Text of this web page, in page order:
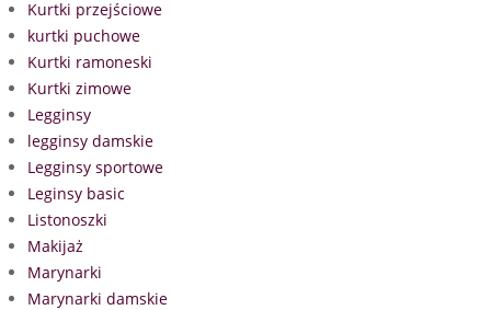
Kurtki przejściowe
kurtki puchowe
Kurtki ramoneski
Kurtki zimowe
Legginsy
legginsy damskie
Legginsy sportowe
Leginsy basic
Listonoszki
Makijaż
Marynarki
Marynarki damskie